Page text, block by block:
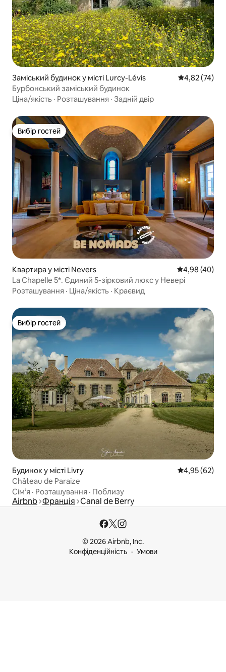
Заміський будинок у місті Lurcy-Lévis Середня
4,82 (74)
Бурбонський заміський будинок
Ціна/якість · Розташування · Задній двір
Вибір гостей
Вибір гостей
Квартира у місті Nevers Середня
4,98 (40)
La Chapelle 5*. Єдиний 5-зірковий люкс у Невері
Розташування · Ціна/якість · Краєвид
Вибір гостей
Вибір гостей
Будинок у місті Livry Середня
4,95 (62)
Château de Paraize
Сім’я · Розташування · Поблизу
Airbnb Франція Canal de Berry
© 2026 Airbnb, Inc.
Конфіденційність
Умови